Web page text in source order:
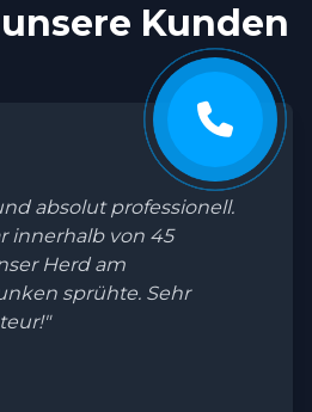
Kunden
absolut professionell.
innerhalb von 45
Herd am
sprühte. Sehr